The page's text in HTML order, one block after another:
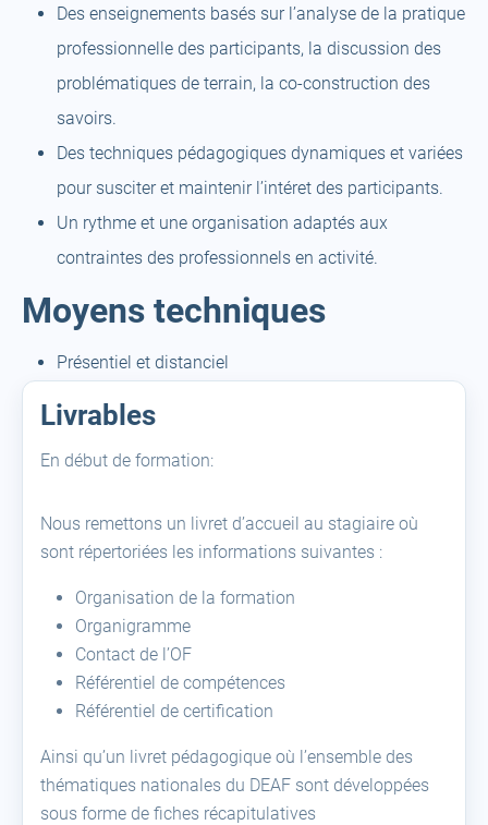
Des enseignements basés sur l’analyse de la pratique
professionnelle des participants, la discussion des
problématiques de terrain, la co-construction des
savoirs.
Des techniques pédagogiques dynamiques et variées
pour susciter et maintenir l’intéret des participants.
Un rythme et une organisation adaptés aux
contraintes des professionnels en activité.
Moyens techniques
Présentiel et distanciel
Livrables
En début de formation:
Nous remettons un livret d’accueil au stagiaire où
sont répertoriées les informations suivantes :
Organisation de la formation
Organigramme
Contact de l’OF
Référentiel de compétences
Référentiel de certification
Ainsi qu’un livret pédagogique où l’ensemble des
thématiques nationales du DEAF sont développées
sous forme de fiches récapitulatives